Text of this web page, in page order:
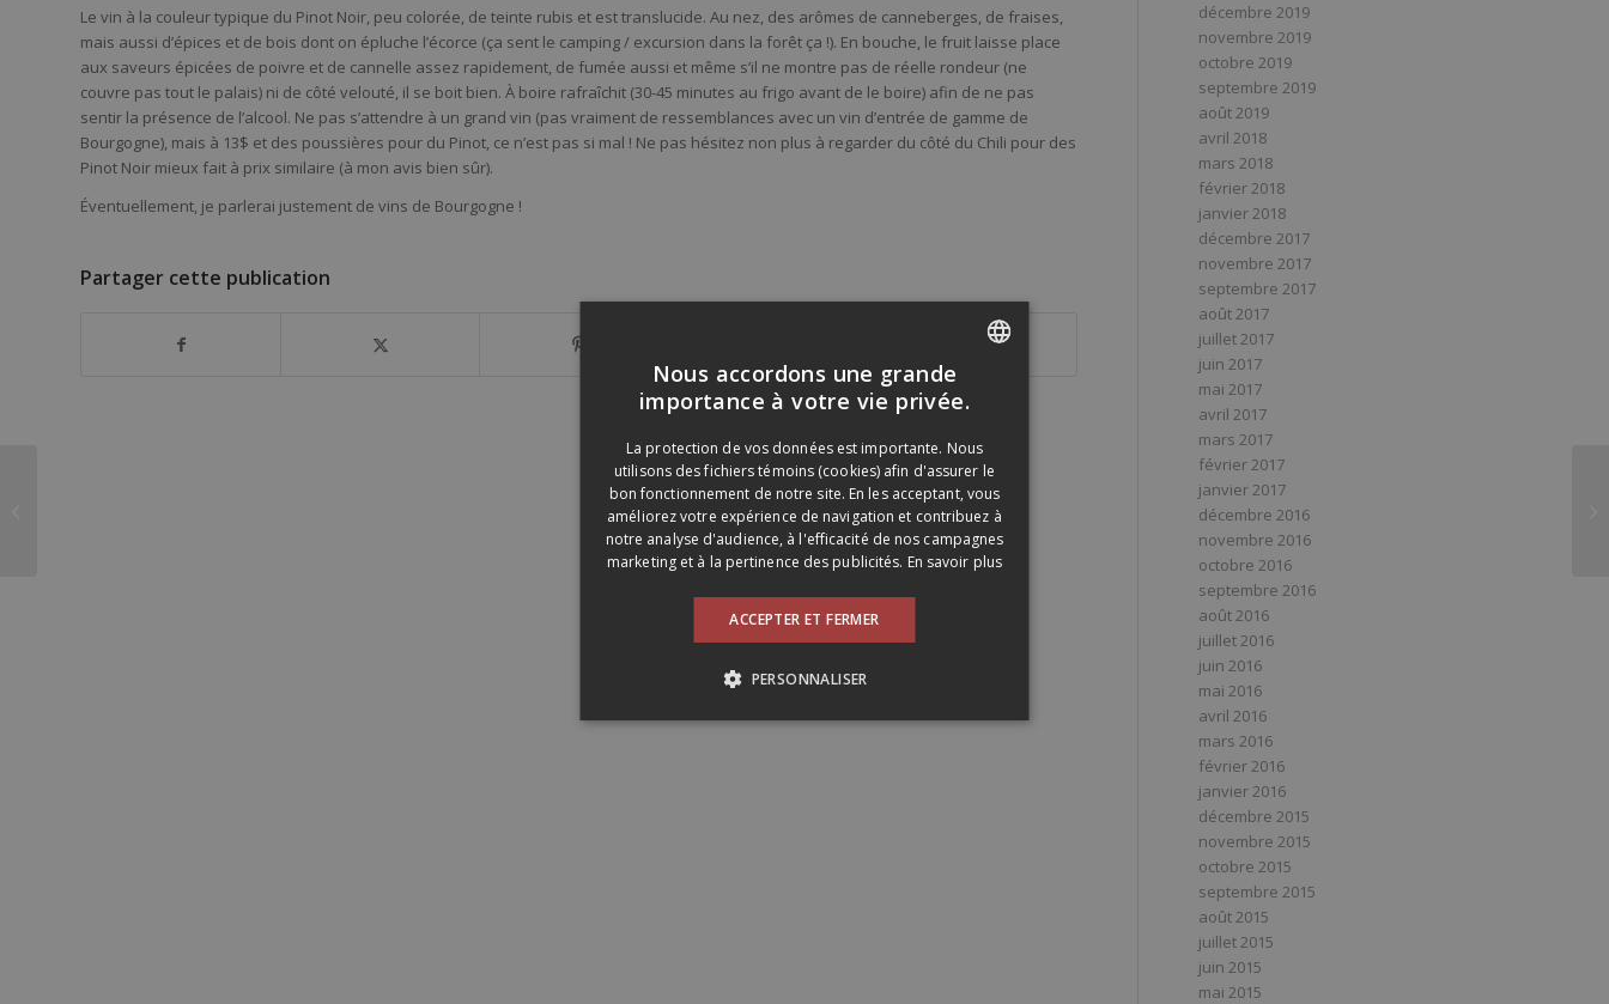
Le vin à la couleur typique du Pinot Noir, peu colorée, de teinte rubis et est translucide. Au nez, des arômes de canneberges, de fraises,
mais aussi d’épices et de bois dont on épluche l’écorce (ça sent le camping / excursion dans la forêt ça !). En bouche, le fruit laisse place
aux saveurs épicées de poivre et de cannelle assez rapidement, de fumée aussi et même s’il ne montre pas de réelle rondeur (ne
couvre pas tout le palais) ni de côté velouté, il se boit bien. À boire rafraîchit (30-45 minutes au frigo avant de le boire) afin de ne pas
sentir la présence de l’alcool. Ne pas s’attendre à un grand vin (pas vraiment de ressemblances avec un vin d’entrée de gamme de
Bourgogne), mais à 13$ et des poussières pour du Pinot, ce n’est pas si mal ! Ne pas hésitez non plus à regarder du côté du Chili pour des
Pinot Noir mieux fait à prix similaire (à mon avis bien sûr).
Éventuellement, je parlerai justement de vins de Bourgogne !
Partager cette publication
décembre 2019
novembre 2019
octobre 2019
septembre 2019
août 2019
avril 2018
mars 2018
février 2018
janvier 2018
décembre 2017
novembre 2017
septembre 2017
août 2017
juillet 2017
juin 2017
mai 2017
avril 2017
mars 2017
février 2017
janvier 2017
décembre 2016
novembre 2016
octobre 2016
septembre 2016
août 2016
juillet 2016
juin 2016
mai 2016
avril 2016
mars 2016
février 2016
janvier 2016
décembre 2015
novembre 2015
octobre 2015
septembre 2015
août 2015
juillet 2015
juin 2015
mai 2015
FRENCH
Nous accordons une grande
importance à votre vie privée.
La protection de vos données est importante. Nous
utilisons des fichiers témoins (cookies) afin d'assurer le
bon fonctionnement de notre site. En les acceptant, vous
améliorez votre expérience de navigation et contribuez à
notre analyse d'audience, à l'efficacité de nos campagnes
marketing et à la pertinence des publicités. En savoir plus
ACCEPTER ET FERMER
PERSONNALISER